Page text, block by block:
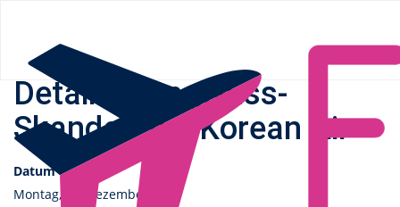
Details zum „Nuss-
Skandal“ bei Korean Air
Datum
Montag, 15. Dezember 2014